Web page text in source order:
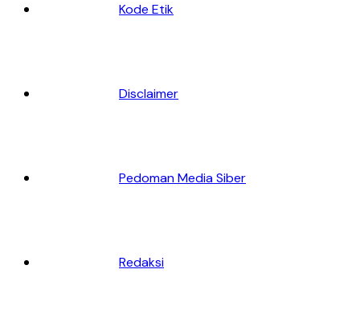
Kode Etik
Disclaimer
Pedoman Media Siber
Redaksi